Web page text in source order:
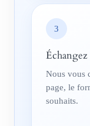
3
Nous vous
page, le
souhaits.